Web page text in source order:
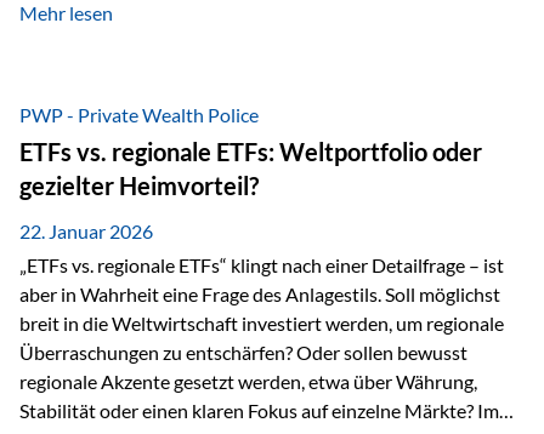
Sachwerten mit einer Investition in Sachwerte zu
gerade dann, wenn Märkte nervös werden,…
Mehr lesen
PWP - Private Wealth Police
ETFs vs. regionale ETFs: Weltportfolio oder
gezielter Heimvorteil?
22. Januar 2026
„ETFs vs. regionale ETFs“ klingt nach einer Detailfrage – ist
aber in Wahrheit eine Frage des Anlagestils. Soll möglichst
breit in die Weltwirtschaft investiert werden, um regionale
Überraschungen zu entschärfen? Oder sollen bewusst
regionale Akzente gesetzt werden, etwa über Währung,
Stabilität oder einen klaren Fokus auf einzelne Märkte? Im